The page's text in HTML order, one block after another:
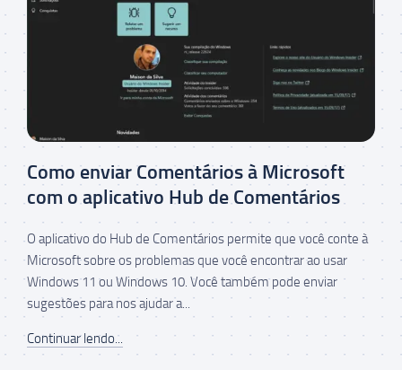
Como enviar Comentários à Microsoft
com o aplicativo Hub de Comentários
O aplicativo do Hub de Comentários permite que você conte à
Microsoft sobre os problemas que você encontrar ao usar
Windows 11 ou Windows 10. Você também pode enviar
sugestões para nos ajudar a...
Continuar lendo...